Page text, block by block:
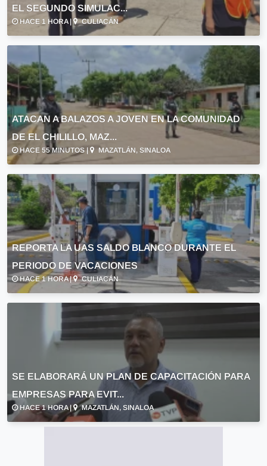
EL SEGUNDO SIMULAC...
HACE 1 HORA | CULIACÁN
ATACAN A BALAZOS A JOVEN EN LA COMUNIDAD
DE EL CHILILLO, MAZ...
HACE 55 MINUTOS | MAZATLÁN, SINALOA
REPORTA LA UAS SALDO BLANCO DURANTE EL
PERIODO DE VACACIONES
HACE 1 HORA | CULIACÁN
SE ELABORARÁ UN PLAN DE CAPACITACIÓN PARA
EMPRESAS PARA EVIT...
HACE 1 HORA | MAZATLÁN, SINALOA